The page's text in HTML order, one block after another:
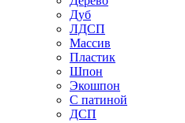
Дуб
ЛДСП
Массив
Пластик
Шпон
Экошпон
С патиной
ДСП